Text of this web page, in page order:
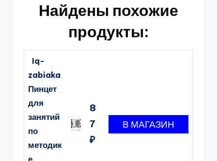
Найдены похожие
продукты:
Iq-
zabiaka
Пинцет
для
занятий
по
методик
8
7
₽